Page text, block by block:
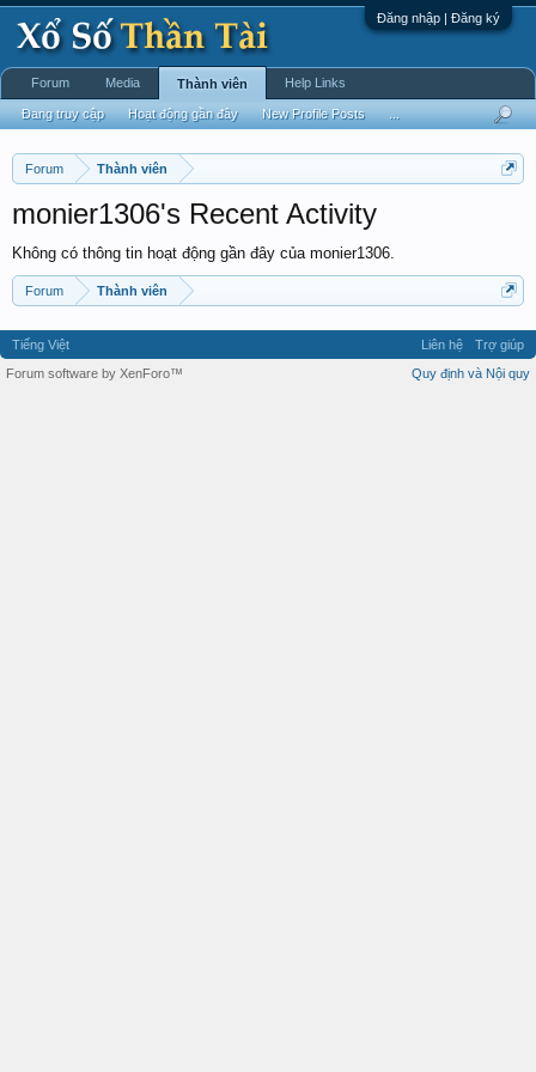
Đăng nhập | Đăng ký
Forum Thành viên
monier1306's Recent Activity
Không có thông tin hoạt động gần đây của monier1306.
Forum Thành viên
Forum Media Thành viên
Đang truy cập Hoạt động gần đây New Profile Posts
Help Links
Tiếng Việt Liên hệ
Trợ giúp
Quy định và Nội quy
Forum software by XenForo™